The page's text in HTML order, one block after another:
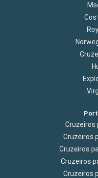
Cruzeiros
Cruzeiros
Cruzeiros
Cruzeiros
Cruzeiros